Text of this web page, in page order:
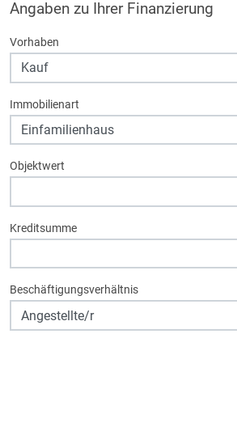
Angaben zu Ihrer Finanzierung
Vorhaben
Immobilienart
Objektwert
Kreditsumme
Beschäftigungsverhältnis